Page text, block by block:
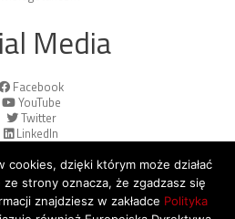
Media
Facebook
YouTube
Twitter
LinkedIn
cookies, dzięki którym może działać
strony oznacza, że zgadzasz się
znajdziesz w zakładce Polityka